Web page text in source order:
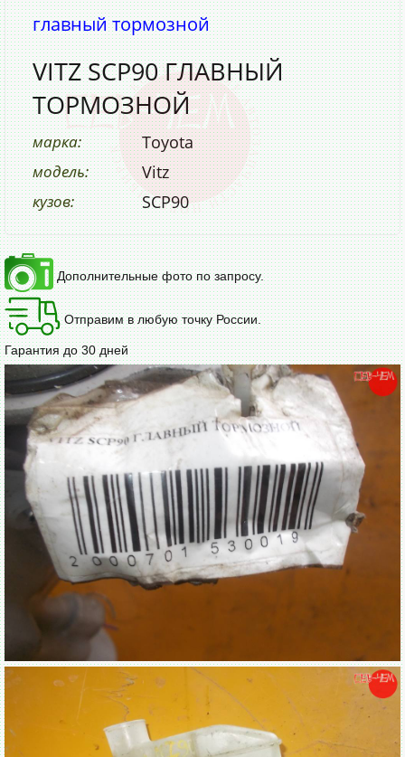
главный тормозной
VITZ SCP90 ГЛАВНЫЙ
ТОРМОЗНОЙ
марка: Toyota
модель: Vitz
кузов: SCP90
Дополнительные фото по запросу.
Отправим в любую точку России.
Гарантия до 30 дней